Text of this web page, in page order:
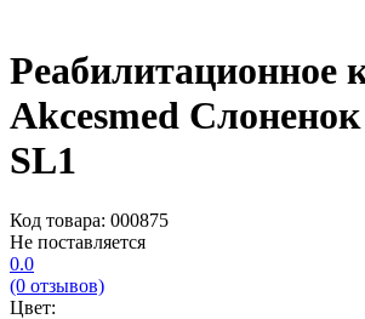
Реабилитационное
Akcesmed
SL1
Код товара: 000875
Не поставляется
0.0
(0 отзывов)
Цвет: